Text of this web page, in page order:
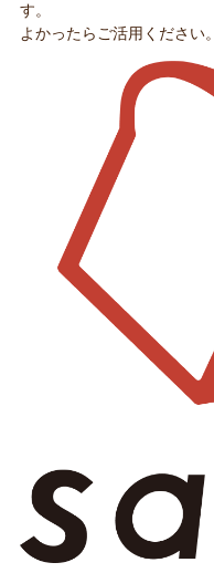
す。
よかったらご活用ください。